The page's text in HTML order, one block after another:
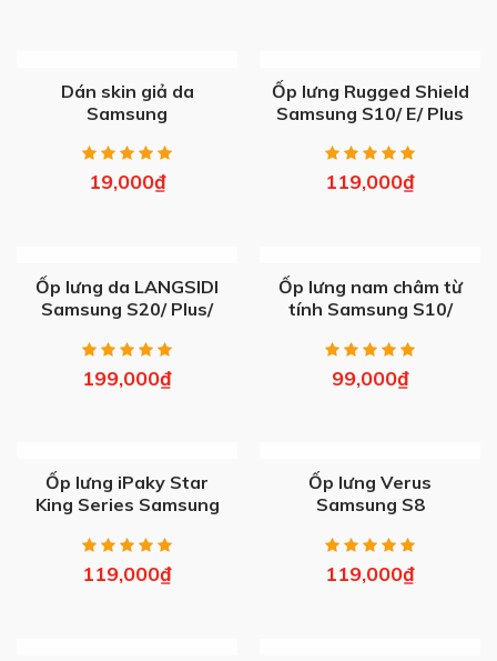
OUT OF STOCK
Dán skin giả da
Samsung
19,000₫
OUT OF STOCK
Ốp lưng Rugged Shield
Samsung S10/ E/ Plus
119,000₫
OUT OF STOCK
Ốp lưng da LANGSIDI
Samsung S20/ Plus/
199,000₫
OUT OF STOCK
Ốp lưng nam châm từ
tính Samsung S10/
99,000₫
OUT OF STOCK
Ốp lưng iPaky Star
King Series Samsung
119,000₫
OUT OF STOCK
Ốp lưng Verus
Samsung S8
119,000₫